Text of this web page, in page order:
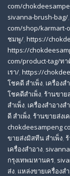
com/
sivanna-brush-bag/,
com/shop/karmart-
ชมพู/, https://
https://
com/product-tag/ทา
เรา/, https://
โชคดี สําเพ็ง, เครื่องส
โชคดีสำเพ็ง, ร้านขาย
สําเพ็ง, เครื่องสำอางส
ดี สําเพ็ง, ร้านขายส่งเ
chokdeesampeng
ขายส่งมิสทีน สําเพ็ง,
เครื่องสำอาง,
กรุงเทพมหานคร,
ส่ง, แหล่งขายเครื่องสํ